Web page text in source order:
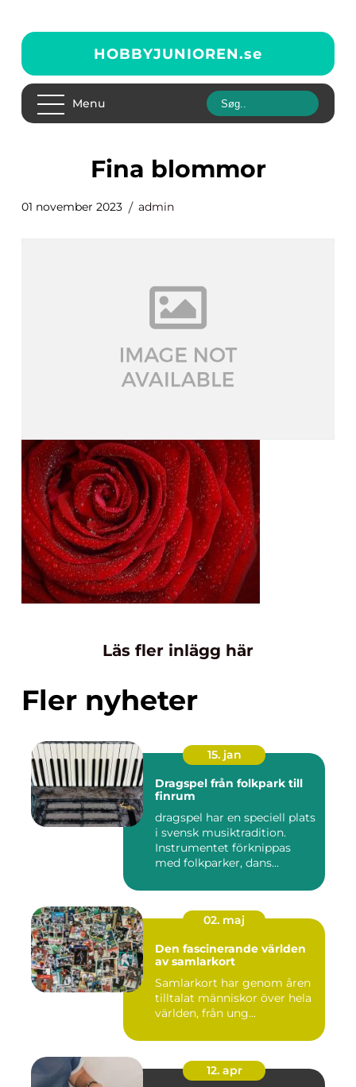
HOBBYJUNIOREN.se
Menu
fina blommor
01 november 2023 admin
Läs fler inlägg här
Fler nyheter
15. jan
Dragspel från folkpark till
finrum
dragspel har en speciell plats
i svensk musiktradition.
Instrumentet förknippas
med folkparker, dans...
02. maj
Den fascinerande världen
av samlarkort
Samlarkort har genom åren
tilltalat människor över hela
världen, från ung...
12. apr